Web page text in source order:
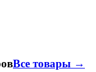
Все товары →